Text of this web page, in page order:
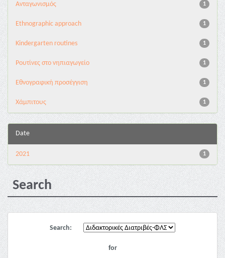
1
Aνταγωνισμός
1
Ethnographic approach
1
Kindergarten routines
1
Pουτίνες στο νηπιαγωγείο
1
Εθνογραφική προσέγγιση
1
Χάμπιτους
Date
1
2021
Search
Search:
for